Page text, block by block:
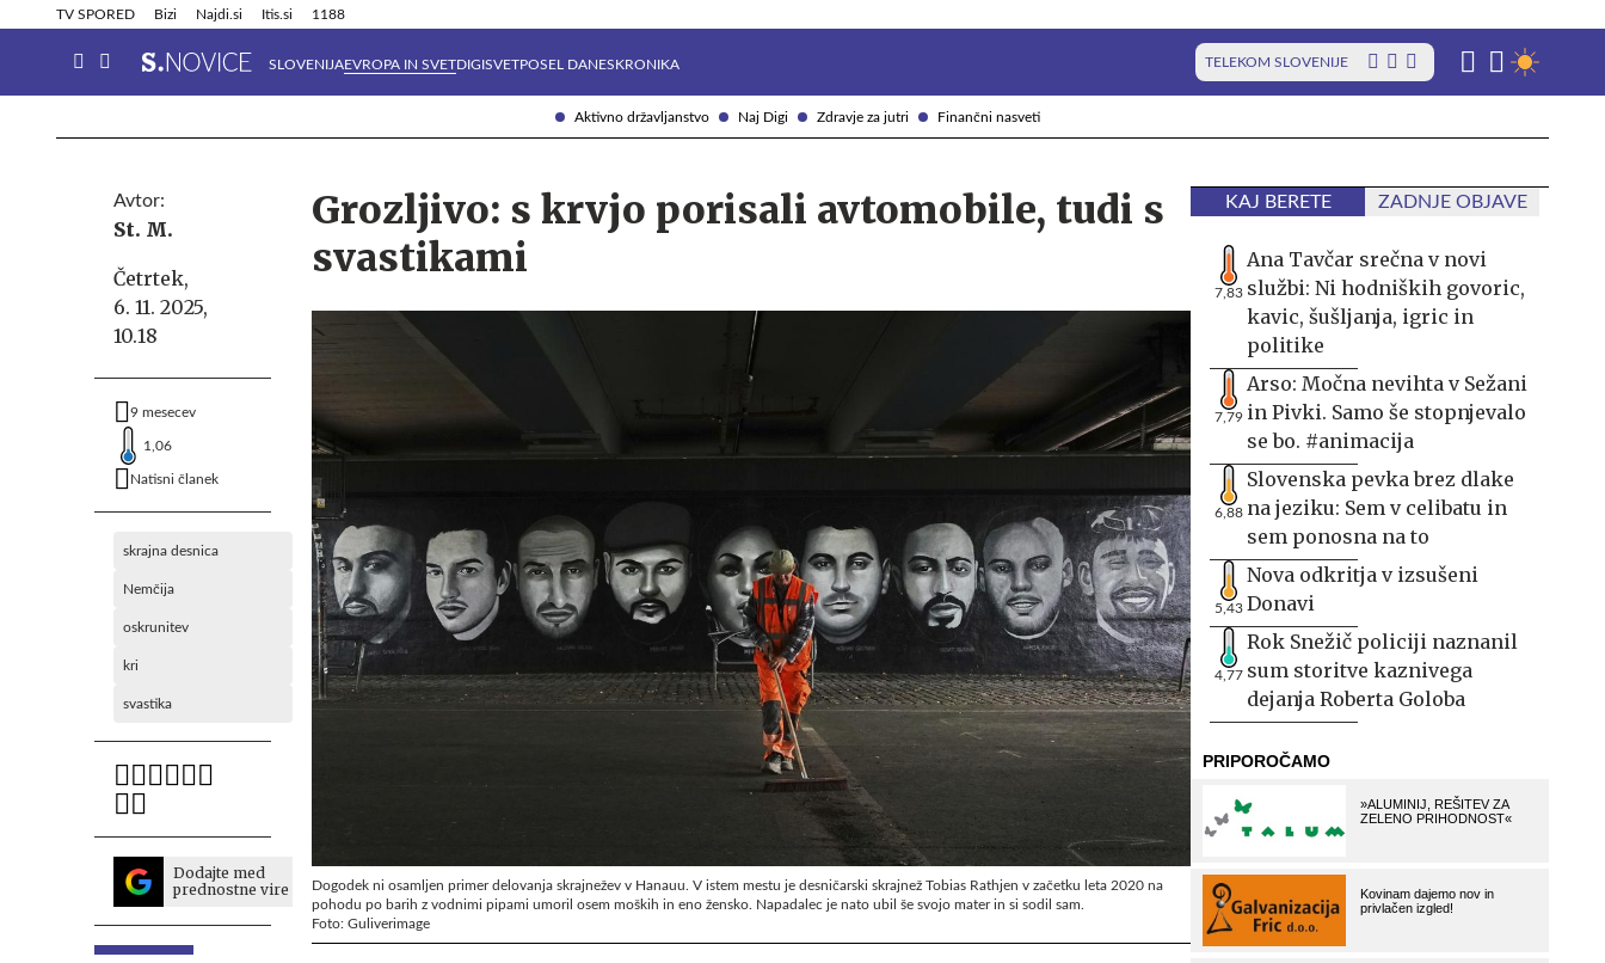
Aktivno državljanstvo Naj Digi Zdravje za jutri Finančni nasveti
TV SPORED Bizi Najdi.si Itis.si 1188
SLOVENIJAEVROPA IN SVETDIGISVETPOSEL DANESKRONIKA TELEKOM SLOVENIJE
Info in obvestila Tehnik
Avtor:
St. M.
Četrtek,
6. 11. 2025,
10.18
9 mesecev
1,06
Natisni članek
skrajna desnica
Nemčija
oskrunitev
kri
svastika
Dodajte med
prednostne vire
Grozljivo: s krvjo porisali avtomobile, tudi s
svastikami
Dogodek ni osamljen primer delovanja skrajnežev v Hanauu. V istem mestu je desničarski skrajnež Tobias Rathjen v začetku leta 2020 na
pohodu po barih z vodnimi pipami umoril osem moških in eno žensko. Napadalec je nato ubil še svojo mater in si sodil sam.
Foto: Guliverimage
KAJ BERETE ZADNJE OBJAVE
7,83
Ana Tavčar srečna v novi
službi: Ni hodniških govoric,
kavic, šušljanja, igric in
politike
7,79
Arso: Močna nevihta v Sežani
in Pivki. Samo še stopnjevalo
se bo. #animacija
6,88
Slovenska pevka brez dlake
na jeziku: Sem v celibatu in
sem ponosna na to
5,43
Nova odkritja v izsušeni
Donavi
4,77
Rok Snežič policiji naznanil
sum storitve kaznivega
dejanja Roberta Goloba